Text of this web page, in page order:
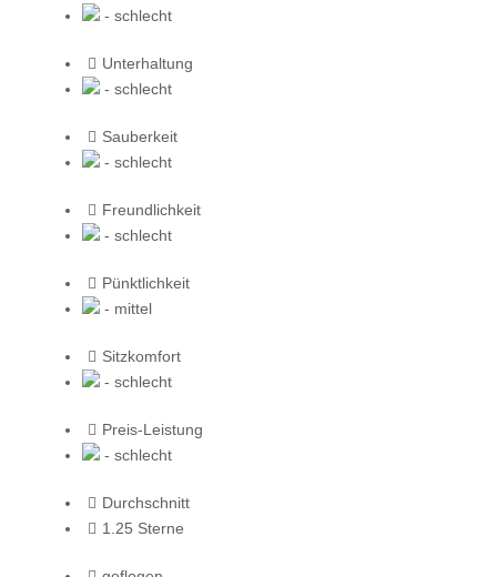
- schlecht
Unterhaltung
- schlecht
Sauberkeit
- schlecht
Freundlichkeit
- schlecht
Pünktlichkeit
- mittel
Sitzkomfort
- schlecht
Preis-Leistung
- schlecht
Durchschnitt
1.25 Sterne